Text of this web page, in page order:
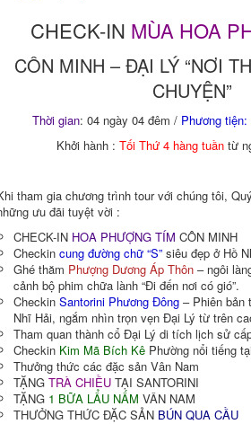
CHECK-IN MÙA HOA
CÔN MINH – ĐẠI LÝ “NƠI
CHUYỆN”
Thời gian: 04 ngày 04 đêm / Phương tiện:
Khởi hành :Tối Thứ 4 hàng tuần từ
tham gia chương trình tour với chúng tôi,
ưu đãi tuyệt vời :
CHECK-IN HOA PHƯỢNG TÍM CÔN MINH
Checkin cung đường chữ “S” siêu đẹp ở Hồ
Ghé thăm Phượng Dương Áp Thôn – ngôi
cảnh bộ phim chữa lành “Đi đến nơi có gió”.
Checkin Santorini Phương Đông – Phiên bản
Nhĩ Hải, ngắm nhìn trọn vẹn Đại Lý từ trên
Tham quan thành cổ Đại Lý di tích lịch sử
Checkin Kim Mã Bích Kê Phường nổi tiếng
Thưởng thức các đặc sản Vân Nam
TẶNG TRÀ CHIỀU TẠI SANTORINI
TẶNG 1 BỮA LẨU NẤM VÂN NAM
THƯỞNG THỨC ĐẶC SẢN BÚN QUA CẦU